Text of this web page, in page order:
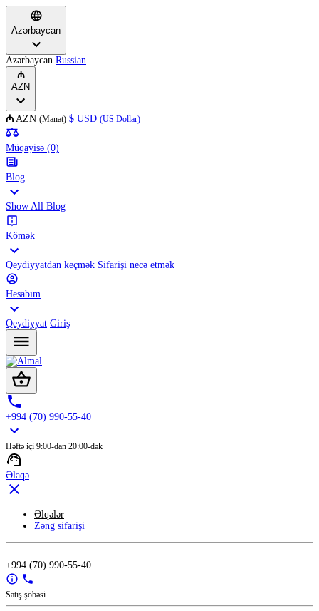
Azərbaycan
Azərbaycan Russian
₼
AZN
₼ AZN (Manat) $ USD (US Dollar)
Müqayisə (0)
Blog
Show All Blog
Kömək
Qeydiyyatdan keçmək Sifarişi necə etmək
Hesabım
Qeydiyyat Giriş
+994 (70) 990-55-40
Həftə içi 9:00-dan 20:00-dək
Əlaqə
Əlqələr
Zəng sifarişi
+994 (70) 990-55-40
Satış şöbəsi